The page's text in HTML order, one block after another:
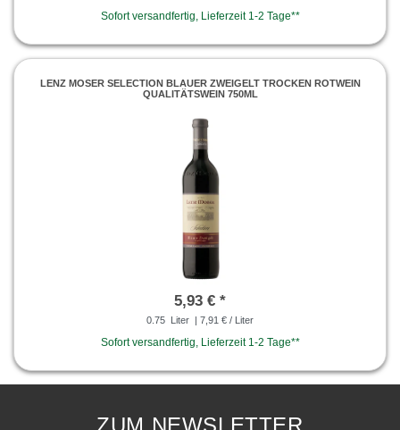
Sofort versandfertig, Lieferzeit 1-2 Tage**
LENZ MOSER SELECTION BLAUER ZWEIGELT TROCKEN ROTWEIN
QUALITÄTSWEIN 750ML
5,93 € *
0.75 Liter | 7,91 € / Liter
Sofort versandfertig, Lieferzeit 1-2 Tage**
ZUM NEWSLETTER